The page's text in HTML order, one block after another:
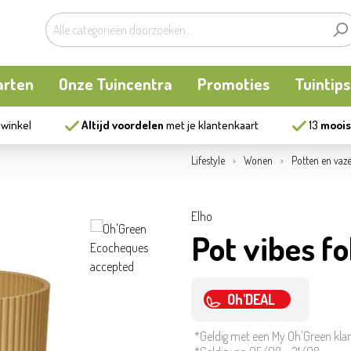
Onze Tuincentra Promoties Tuintips
Tuininrichting
Bestrijding
Kweekaccessoires
Homewear
Altijd voordelen met je klantenkaart 13
Lifestyle Wonen Potten en
Elho
Pot vibes
Oh'DEAL
*Geldig met een My Oh'Green